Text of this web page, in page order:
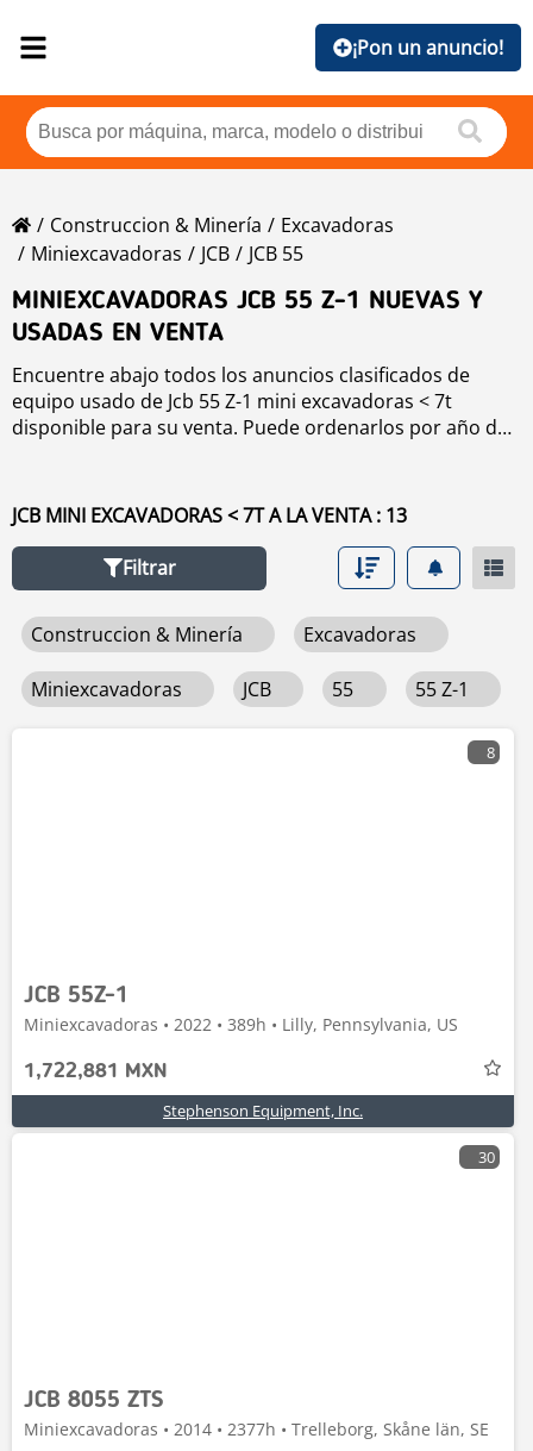
¡Pon un anuncio!
Construccion & Minería
Excavadoras
Miniexcavadoras
JCB
JCB 55
MINIEXCAVADORAS JCB 55 Z-1 NUEVAS Y
USADAS EN VENTA
Encuentre abajo todos los anuncios clasificados de
equipo usado de Jcb 55 Z-1 mini excavadoras < 7t
disponible para su venta. Puede ordenarlos por año de
navegación de la izquierda.
JCB MINI EXCAVADORAS < 7T A LA VENTA : 13
Filtrar
Construccion & Minería Excavadoras
Miniexcavadoras JCB 55 55 Z-1
8
JCB 55Z-1
Miniexcavadoras • 2022 • 389h • Lilly, Pennsylvania, US
1,722,881 MXN
Stephenson Equipment, Inc.
30
JCB 8055 ZTS
Miniexcavadoras • 2014 • 2377h • Trelleborg, Skåne län, SE